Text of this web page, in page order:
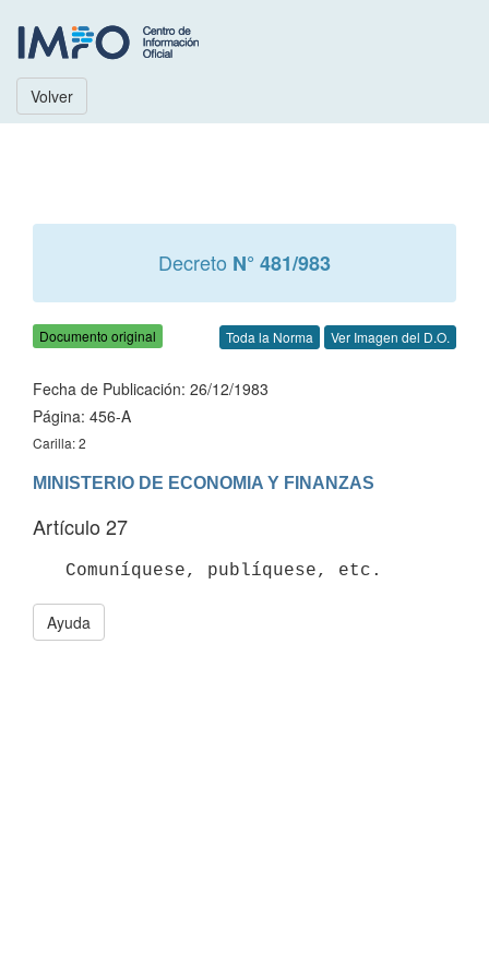
Volver
Decreto N° 481/983
Documento original Toda la Norma Ver Imagen del D.O.
Fecha de Publicación: 26/12/1983
Página: 456-A
Carilla: 2
MINISTERIO DE ECONOMIA Y FINANZAS
Artículo 27
Ayuda